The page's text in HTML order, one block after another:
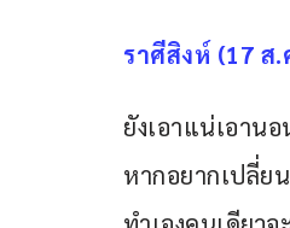
ราศีสิงห์ (17 ส
ยังเอาแน่เอาน
หากอยากเปลี่ย